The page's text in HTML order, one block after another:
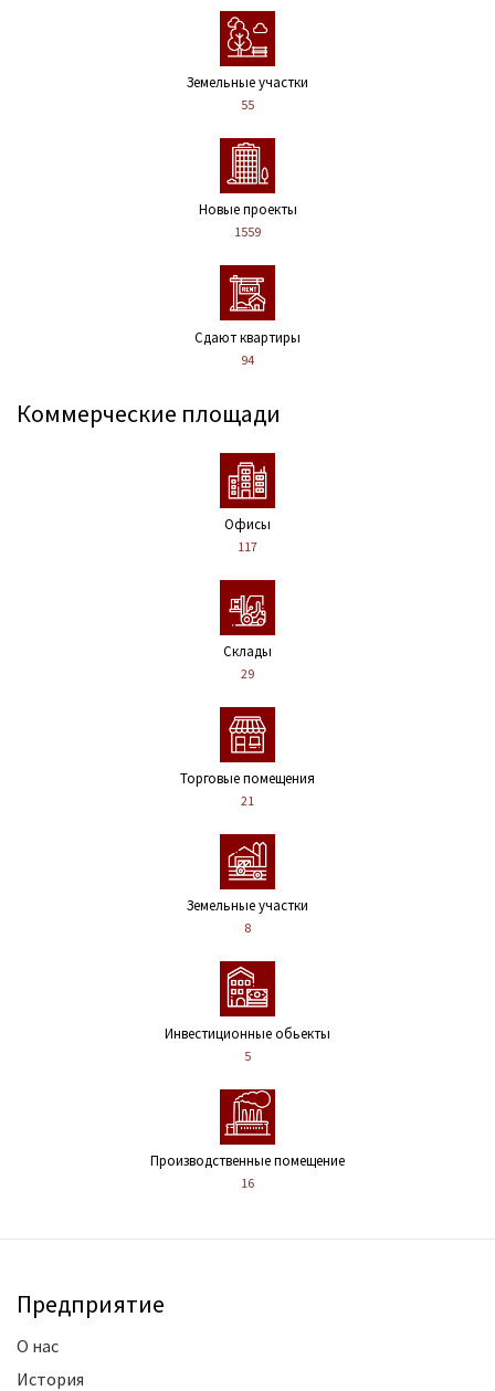
Земельные участки
55
Новые проекты
1559
Сдают квартиры
94
Коммерческие площади
Офисы
117
Склады
29
Торговые помещения
21
Земельные участки
8
Инвестиционные обьекты
5
Производственные помещение
16
Предприятие
О нас
История